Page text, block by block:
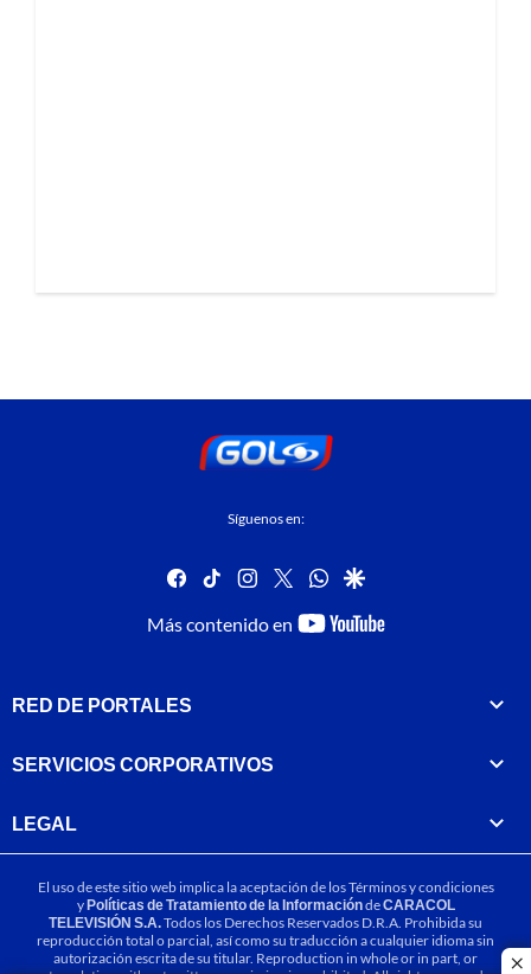
Síguenos en:
facebook
tiktok instagram
twitterwhatsapp
google
Más contenido en
youtube-
RED DE PORTALES
SERVICIOS CORPORATIVOS
LEGAL
El uso de este sitio web implica la aceptación de losTérminos y condiciones
yPolíticas de Tratamiento de la InformacióndeCARACOL
TELEVISIÓN S.A.Todos los Derechos Reservados D.R.A. Prohibida su
reproducción total o parcial, así como su traducción a cualquier idioma sin
autorización escrita de su titular. Reproduction in whole or in part, or